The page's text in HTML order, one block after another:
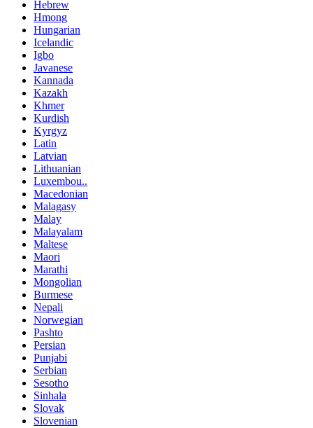
Hebrew
Hmong
Hungarian
Icelandic
Igbo
Javanese
Kannada
Kazakh
Khmer
Kurdish
Kyrgyz
Latin
Latvian
Lithuanian
Luxembou..
Macedonian
Malagasy
Malay
Malayalam
Maltese
Maori
Marathi
Mongolian
Burmese
Nepali
Norwegian
Pashto
Persian
Punjabi
Serbian
Sesotho
Sinhala
Slovak
Slovenian